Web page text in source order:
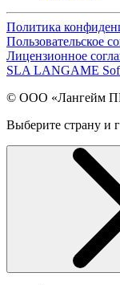
Политика
Пользовательское
Лицензионное
SLA LANGAME
© ООО «Лангейм
Выберите страну и